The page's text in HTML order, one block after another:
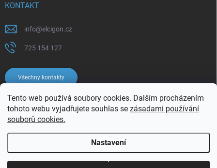
Tento web používá soubory cookies. Dalším procházením
tohoto webu vyjadřujete souhlas se zásadami používání
souborů cookies.
Nastavení
KONTAKT
info@elcigon.cz
725 154 127
Všechny kontakty
Copyright 2026Elcigon.cz. Všechna práva vyhrazena.Upravit nastavení
cookies